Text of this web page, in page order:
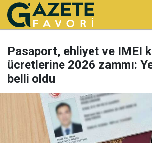
Pasaport, ehliyet ve IMEI
ücretlerine 2026 zammı:
belli oldu